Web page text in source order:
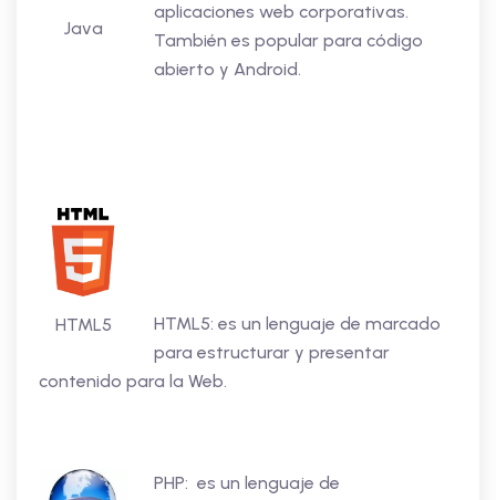
Java
aplicaciones web corporativas.
También es popular para código
abierto y Android.
HTML5
HTML5: es un lenguaje de marcado
para estructurar y presentar
contenido para la Web.
PHP: es un lenguaje de